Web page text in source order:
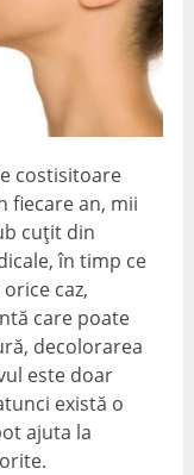
costisitoare
fiecare an, mii
cuțit din
în timp ce
caz,
care poate
decolorarea
este doar
există o
ajuta la